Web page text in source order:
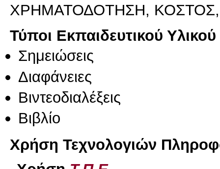
ΧΡΗΜΑΤΟΔΟΤΗΣΗ,
Τύποι Εκπαιδευτικού Υλικού
Σημειώσεις
Διαφάνειες
Βιντεοδιαλέξεις
Βιβλίο
Χρήση Τεχνολογιών